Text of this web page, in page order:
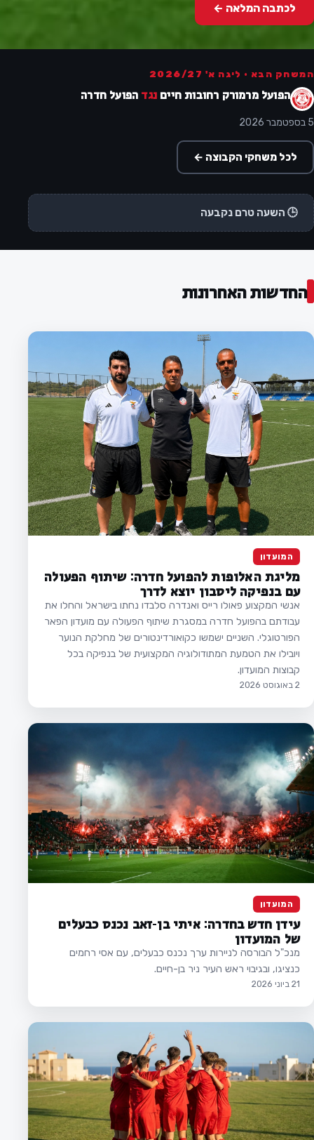
לכתבה המלאה ←
המשחק הבא · ליגה א' 2026/27
הפועל מרמורק רחובות חיים נגד הפועל חדרה
5 בספטמבר 2026
לכל משחקי הקבוצה ←
🕒 השעה טרם נקבעה
החדשות האחרונות
לוח המשחקים לעונת 2026/27 נקבע:
הפועל חדרה תפתח מול מרמורק, מחזור
בית ראשון מול שמשון ת"א
ההתאחדות לכדורגל פרסמה את לוח המשחקים לעונת
2026/27 בליגה א׳ דרום. הפועל חדרה תפתח את העונה
במשחק חוץ מול הפועל מרמורק, ובמחזור השני תארח את
שמשון תל אביב.
3 באוגוסט 2026
המועדון
מליגת האלופות להפועל חדרה: שיתוף הפעולה
עם בנפיקה ליסבון יוצא לדרך
אנשי המקצוע פאולו רייס ואנדרה סלבדו נחתו בישראל והחלו את
עבודתם בהפועל חדרה במסגרת שיתוף הפעולה עם מועדון הפאר
הפורטוגלי. השניים ישמשו כקואורדינטורים של מחלקת הנוער
ויובילו את הטמעת המתודולוגיה המקצועית של בנפיקה בכל
קבוצות המועדון.
2 באוגוסט 2026
המועדון
עידן חדש בחדרה: איתי בן-זאב נכנס כבעלים
של המועדון
מנכ"ל הבורסה לניירות ערך נכנס כבעלים, עם אסי רחמים
כנציגו, ובגיבוי ראש העיר ניר בן-חיים.
21 ביוני 2026